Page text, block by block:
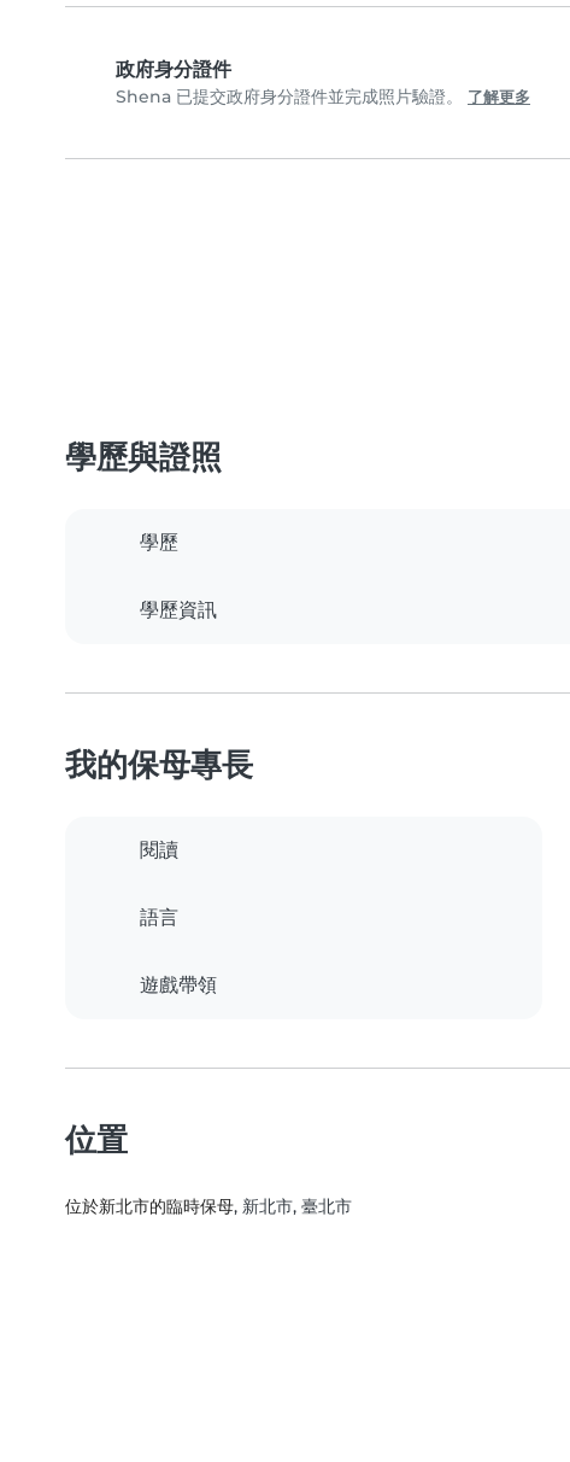
政府身分證件
Shena 已提交政府身分證件並完成照片驗證。 了解更多
學歷與證照
學歷
學歷資訊
我的保母專長
閱讀
語言
遊戲帶領
位置
位於新北市的臨時保母, 新北市, 臺北市